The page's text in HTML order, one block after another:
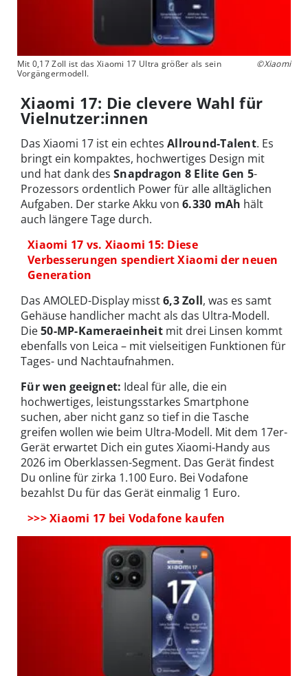
Mit 0,17 Zoll ist das Xiaomi 17 Ultra größer als sein
Vorgängermodell.
©Xiaomi
Xiaomi 17: Die clevere Wahl für
Vielnutzer:innen
Das Xiaomi 17 ist ein echtes Allround-Talent. Es
bringt ein kompaktes, hochwertiges Design mit
und hat dank des Snapdragon 8 Elite Gen 5-
Prozessors ordentlich Power für alle alltäglichen
Aufgaben. Der starke Akku von 6.330 mAh hält
auch längere Tage durch.
Xiaomi 17 vs. Xiaomi 15: Diese
Verbesserungen spendiert Xiaomi der neuen
Generation
Das AMOLED-Display misst6,3 Zoll, was es samt
Gehäuse handlicher macht als das Ultra-Modell.
Die50-MP-Kameraeinheitmit drei Linsen kommt
ebenfalls von Leica – mit vielseitigen Funktionen für
Tages- und Nachtaufnahmen.
Für wen geeignet: Ideal für alle, die ein
hochwertiges, leistungsstarkes Smartphone
suchen, aber nicht ganz so tief in die Tasche
greifen wollen wie beim Ultra-Modell. Mit dem 17er-
Gerät erwartet Dich ein gutes Xiaomi-Handy aus
2026 im Oberklassen-Segment. Das Gerät findest
Du online für zirka 1.100 Euro. Bei Vodafone
bezahlst Du für das Gerät einmalig 1 Euro.
>>> Xiaomi 17 bei Vodafone kaufen